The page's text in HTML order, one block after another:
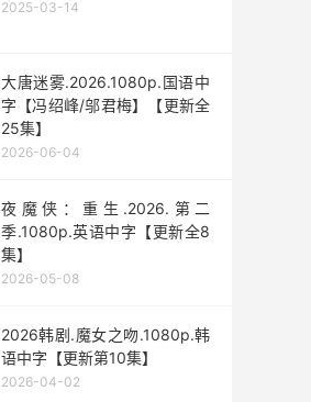
2025-03-14
大唐迷雾.2026.1080p.国语中
字【冯绍峰/邬君梅】【更新全
25集】
2026-06-04
夜魔侠：重生.2026.第二
季.1080p.英语中字【更新全8
集】
2026-05-08
2026韩剧.魔女之吻.1080p.韩
语中字【更新第10集】
2026-04-02